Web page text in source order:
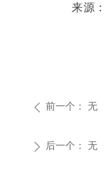
来源
ꄴ 前一个： 无
ꄲ 后一个： 无